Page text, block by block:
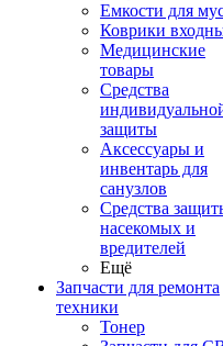
Емкости для
Коврики
Медицинские
товары
Средства
защиты
Аксессуары и
инвентарь для
санузлов
Средства
насекомых и
вредителей
Ещё
Запчасти для ремонта
техники
Тонер